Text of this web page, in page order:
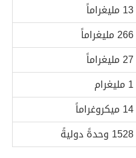
13 مليغراماً
266 مليغراماً
27 مليغراماً
1 مليغرام
14 ميكروغراماً
1528 وحدةً دوليةً